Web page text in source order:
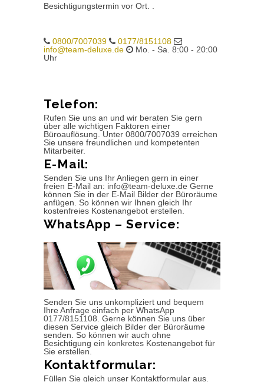
Besichtigungstermin vor Ort. .
0800/7007039
0177/8151108
info@team-deluxe.de
Mo. - Sa. 8:00 - 20:00
Uhr
Telefon:
Rufen Sie uns an und wir beraten Sie gern
über alle wichtigen Faktoren einer
Büroauflösung. Unter 0800/7007039 erreichen
Sie unsere freundlichen und kompetenten
Mitarbeiter.
E-Mail:
Senden Sie uns Ihr Anliegen gern in einer
freien E-Mail an: info@team-deluxe.de Gerne
können Sie in der E-Mail Bilder der Büroräume
anfügen. So können wir Ihnen gleich Ihr
kostenfreies Kostenangebot erstellen.
WhatsApp – Service:
Senden Sie uns unkompliziert und bequem
Ihre Anfrage einfach per WhatsApp
0177/8151108. Gerne können Sie uns über
diesen Service gleich Bilder der Büroräume
senden. So können wir auch ohne
Besichtigung ein konkretes Kostenangebot für
Sie erstellen.
Kontaktformular:
Füllen Sie gleich unser Kontaktformular aus.